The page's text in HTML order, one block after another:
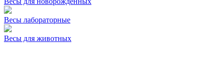
Весы лабораторные
Весы для животных